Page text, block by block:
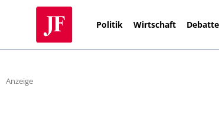
Politik Wirtschaft Debatte
Anzeige